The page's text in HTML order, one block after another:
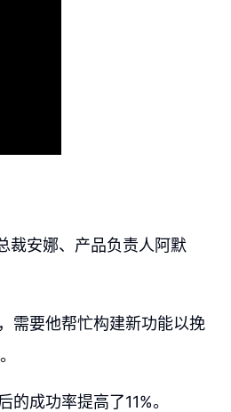
裁安娜、产品负责人阿默
需要他帮忙构建新功能以挽
成功率提高了11%。